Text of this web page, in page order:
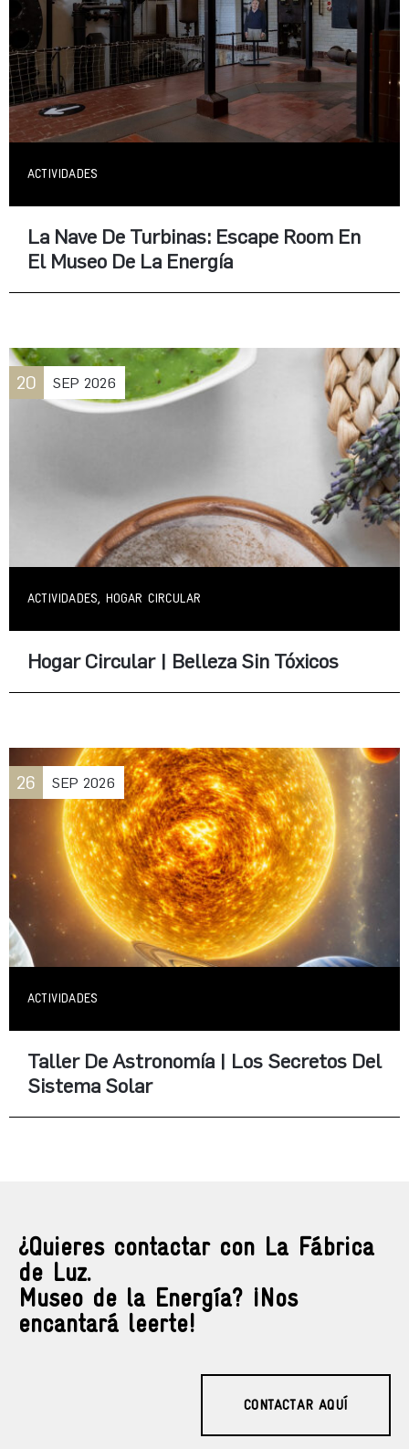
ACTIVIDADES
La Nave De Turbinas: Escape Room En
El Museo De La Energía
20 SEP 2026
ACTIVIDADES, HOGAR CIRCULAR
Hogar Circular | Belleza Sin Tóxicos
26 SEP 2026
ACTIVIDADES
Taller De Astronomía | Los Secretos Del
Sistema Solar
¿Quieres contactar con La Fábrica
de Luz.
Museo de la Energía? ¡Nos
encantará leerte!
CONTACTAR AQUÍ